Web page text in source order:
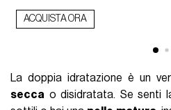
ACQUISTA ORA
La doppia idratazione è un
secca o disidratata. Se senti